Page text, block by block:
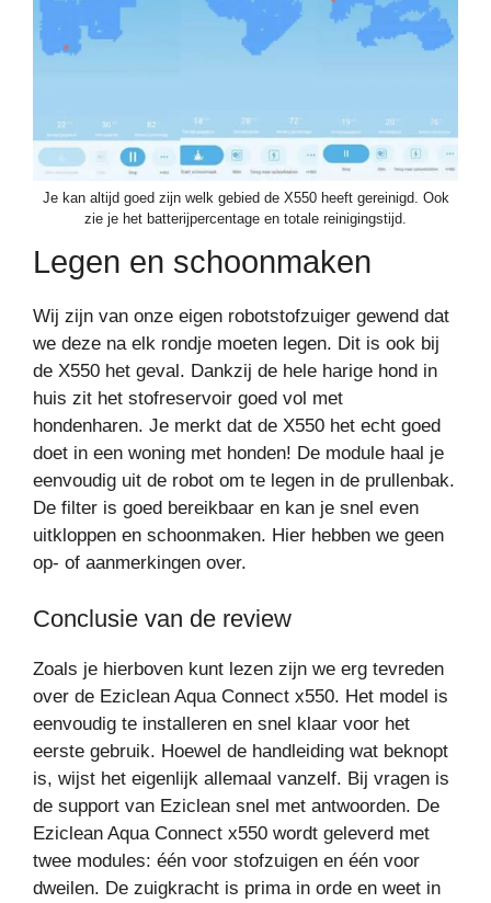
Je kan altijd goed zijn welk gebied de X550 heeft gereinigd. Ook
zie je het batterijpercentage en totale reinigingstijd.
Legen en schoonmaken
Wij zijn van onze eigen robotstofzuiger gewend dat
we deze na elk rondje moeten legen. Dit is ook bij
de X550 het geval. Dankzij de hele harige hond in
huis zit het stofreservoir goed vol met
hondenharen. Je merkt dat de X550 het echt goed
doet in een woning met honden! De module haal je
eenvoudig uit de robot om te legen in de prullenbak.
De filter is goed bereikbaar en kan je snel even
uitkloppen en schoonmaken. Hier hebben we geen
op- of aanmerkingen over.
Conclusie van de review
Zoals je hierboven kunt lezen zijn we erg tevreden
over de Eziclean Aqua Connect x550. Het model is
eenvoudig te installeren en snel klaar voor het
eerste gebruik. Hoewel de handleiding wat beknopt
is, wijst het eigenlijk allemaal vanzelf. Bij vragen is
de support van Eziclean snel met antwoorden. De
Eziclean Aqua Connect x550 wordt geleverd met
twee modules: één voor stofzuigen en één voor
dweilen. De zuigkracht is prima in orde en weet in